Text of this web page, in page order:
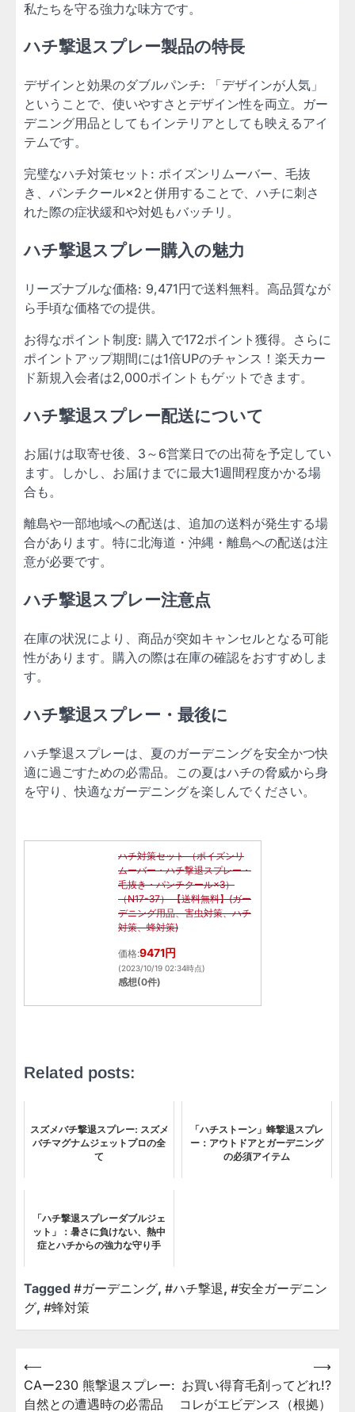
私たちを守る強力な味方です。
ハチ撃退スプレー製品の特長
デザインと効果のダブルパンチ: 「デザインが人気」
ということで、使いやすさとデザイン性を両立。ガー
デニング用品としてもインテリアとしても映えるアイ
テムです。
完璧なハチ対策セット: ポイズンリムーバー、毛抜
き、パンチクール×2と併用することで、ハチに刺さ
れた際の症状緩和や対処もバッチリ。
ハチ撃退スプレー購入の魅力
リーズナブルな価格: 9,471円で送料無料。高品質なが
ら手頃な価格での提供。
お得なポイント制度: 購入で172ポイント獲得。さらに
ポイントアップ期間には1倍UPのチャンス！楽天カー
ド新規入会者は2,000ポイントもゲットできます。
ハチ撃退スプレー配送について
お届けは取寄せ後、3～6営業日での出荷を予定してい
ます。しかし、お届けまでに最大1週間程度かかる場
合も。
離島や一部地域への配送は、追加の送料が発生する場
合があります。特に北海道・沖縄・離島への配送は注
意が必要です。
ハチ撃退スプレー注意点
在庫の状況により、商品が突如キャンセルとなる可能
性があります。購入の際は在庫の確認をおすすめしま
す。
ハチ撃退スプレー・最後に
ハチ撃退スプレーは、夏のガーデニングを安全かつ快
適に過ごすための必需品。この夏はハチの脅威から身
を守り、快適なガーデニングを楽しんでください。
ハチ対策セット （ポイズンリ
ムーバー・ハチ撃退スプレー・
毛抜き・パンチクール×3）
（N17-37） 【送料無料】(ガー
デニング用品、害虫対策、ハチ
対策、蜂対策)
価格:9471円
(2023/10/19 02:34時点)
感想(0件)
Related posts:
スズメバチ撃退スプレー: スズメ
バチマグナムジェットプロの全
て
「ハチストーン」蜂撃退スプレ
ー：アウトドアとガーデニング
の必須アイテム
「ハチ撃退スプレーダブルジェ
ット」：暑さに負けない、熱中
症とハチからの強力な守り手
Tagged #ガーデニング, #ハチ撃退, #安全ガーデニン
グ, #蜂対策
投
稿
⟵
CAー230 熊撃退スプレー:
自然との遭遇時の必需品
お買い得育毛剤ってどれ!?
コレがエビデンス（根拠）
⟶